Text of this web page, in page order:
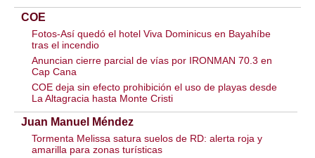
COE
Fotos-Así quedó el hotel Viva Dominicus en Bayahíbe
tras el incendio
Anuncian cierre parcial de vías por IRONMAN 70.3 en
Cap Cana
COE deja sin efecto prohibición el uso de playas desde
La Altagracia hasta Monte Cristi
Juan Manuel Méndez
Tormenta Melissa satura suelos de RD: alerta roja y
amarilla para zonas turísticas